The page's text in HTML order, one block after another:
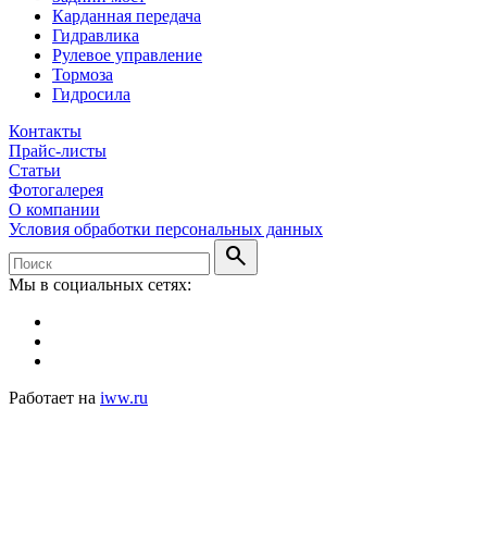
Карданная передача
Гидравлика
Рулевое управление
Тормоза
Гидросила
Контакты
Прайс-листы
Статьи
Фотогалерея
О компании
Условия обработки персональных данных
search
Мы в социальных сетях:
Работает на iww.ru